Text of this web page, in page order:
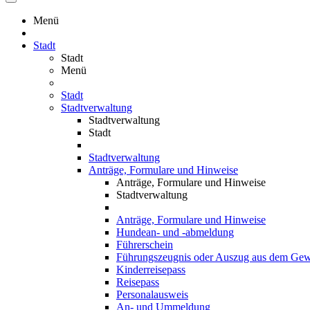
Menü
Stadt
Stadt
Menü
Stadt
Stadtverwaltung
Stadtverwaltung
Stadt
Stadtverwaltung
Anträge, Formulare und Hinweise
Anträge, Formulare und Hinweise
Stadtverwaltung
Anträge, Formulare und Hinweise
Hundean- und -abmeldung
Führerschein
Führungszeugnis oder Auszug aus dem
Kinderreisepass
Reisepass
Personalausweis
An- und Ummeldung